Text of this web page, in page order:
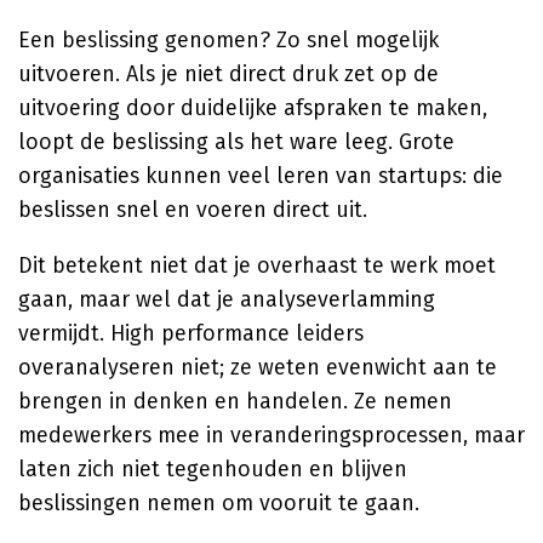
Een beslissing genomen? Zo snel mogelijk
uitvoeren. Als je niet direct druk zet op de
uitvoering door duidelijke afspraken te maken,
loopt de beslissing als het ware leeg. Grote
organisaties kunnen veel leren van startups: die
beslissen snel en voeren direct uit.
Dit betekent niet dat je overhaast te werk moet
gaan, maar wel dat je analyseverlamming
vermijdt. High performance leiders
overanalyseren niet; ze weten evenwicht aan te
brengen in denken en handelen. Ze nemen
medewerkers mee in veranderingsprocessen, maar
laten zich niet tegenhouden en blijven
beslissingen nemen om vooruit te gaan.